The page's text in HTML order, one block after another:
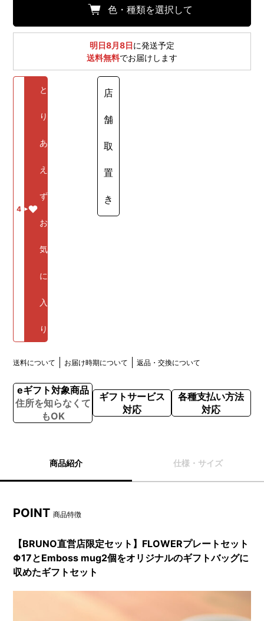
色・種類を選択して
明日8月8日に発送予定
送料無料でお届けします
4
と
り
あ
え
ず
お
気
に
入
り
店
舗
取
置
き
送料について お届け時期について 返品・交換について
eギフト対象商品
住所を知らなくて
もOK
ギフトサービス
対応
各種支払い方法
対応
商品紹介 仕様・サイズ
POINT商品特徴
【BRUNO直営店限定セット】FLOWERプレートセット
Φ17とEmboss mug2個をオリジナルのギフトバッグに
収めたギフトセット